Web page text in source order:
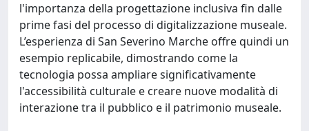
l'importanza della progettazione inclusiva fin dalle
prime fasi del processo di digitalizzazione museale.
L’esperienza di San Severino Marche offre quindi un
esempio replicabile, dimostrando come la
tecnologia possa ampliare significativamente
l'accessibilità culturale e creare nuove modalità di
interazione tra il pubblico e il patrimonio museale.